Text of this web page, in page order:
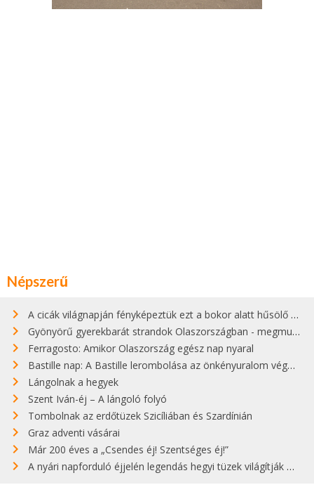
Népszerű
A cicák világnapján fényképeztük ezt a bokor alatt hűsölő cicát Kisorosziban
Gyönyörű gyerekbarát strandok Olaszországban - megmutatjuk a 15 legjobbat
Ferragosto: Amikor Olaszország egész nap nyaral
Bastille nap: A Bastille lerombolása az önkényuralom végét jelentette
Lángolnak a hegyek
Szent Iván-éj – A lángoló folyó
Tombolnak az erdőtüzek Szicíliában és Szardínián
Graz adventi vásárai
Már 200 éves a „Csendes éj! Szentséges éj!”
A nyári napforduló éjjelén legendás hegyi tüzek világítják meg Zugspitzét